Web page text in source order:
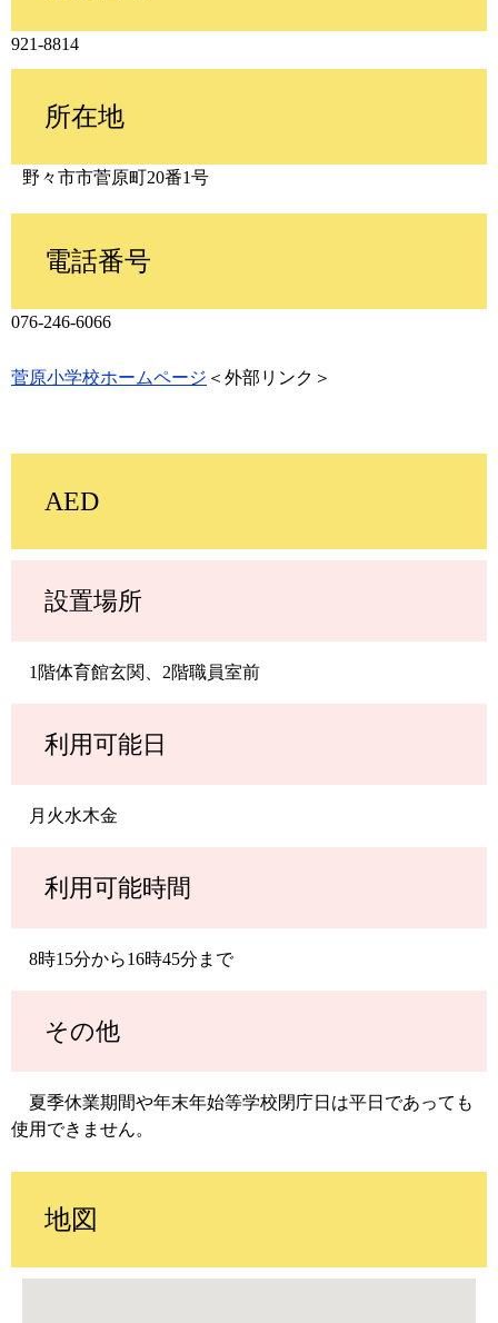
921-8814
所在地
野々市市菅原町20番1号
電話番号
076-246-6066
菅原小学校ホームページ ＜外部リンク＞
AED
設置場所
1階体育館玄関、2階職員室前
利用可能日
月火水木金
利用可能時間
8時15分から16時45分まで
その他
夏季休業期間や年末年始等学校閉庁日は平日であっても
使用できません。
地図